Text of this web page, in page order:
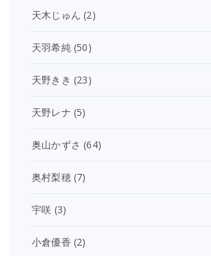
天木じゅん (2)
天羽希純(50)
天野きき (23)
天野レナ (5)
奥山かずさ (64)
奥村梨穂(7)
宇咲 (3)
小倉優香 (2)